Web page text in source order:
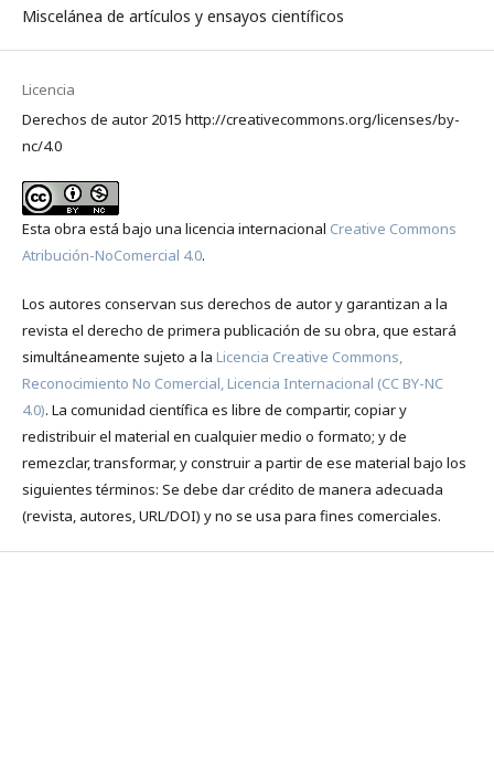
Miscelánea de artículos y ensayos científicos
Licencia
Derechos de autor 2015 http://creativecommons.org/licenses/by-
nc/4.0
Esta obra está bajo una licencia internacional Creative Commons
Atribución-NoComercial 4.0.
Los autores conservan sus derechos de autor y garantizan a la
revista el derecho de primera publicación de su obra, que estará
simultáneamente sujeto a la Licencia Creative Commons,
Reconocimiento No Comercial, Licencia Internacional (CC BY-NC
4.0). La comunidad científica es libre de compartir, copiar y
redistribuir el material en cualquier medio o formato; y de
remezclar, transformar, y construir a partir de ese material bajo los
siguientes términos: Se debe dar crédito de manera adecuada
(revista, autores, URL/DOI) y no se usa para fines comerciales.